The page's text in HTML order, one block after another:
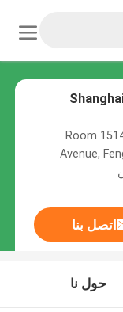
Room
Avenue,
اتصل بنا
حول نا